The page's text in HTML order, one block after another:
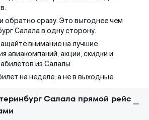
обратно сразу. Это выгоднее чем
Салала в одну сторону.
внимание на лучшие
авиакомпаний, акции, скидки и
из Салалы.
на неделе, а не в выходные.
Салала прямой рейс